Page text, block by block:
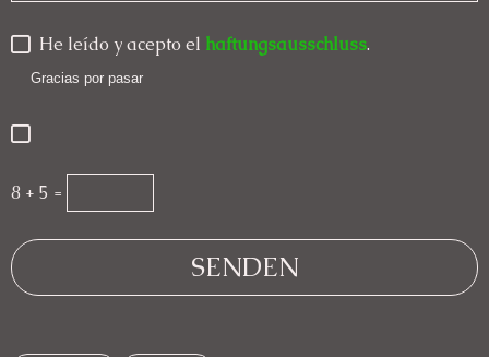
He leído y acepto el haftungsausschluss.
Gracias por pasar
8 + 5 =